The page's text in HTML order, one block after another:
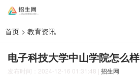
首页 > 教育资讯
电子科技大学中山学院怎么样
发布时间：2024-12-16 01:31:48 | 招生网